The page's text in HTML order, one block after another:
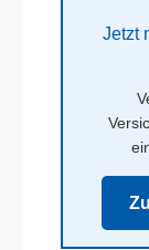
Jetzt